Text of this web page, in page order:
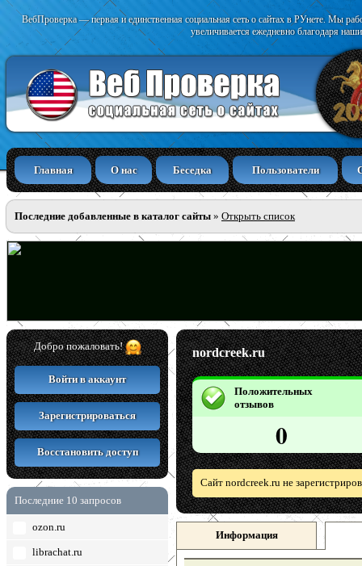
ВебПроверка — первая и единственная социальная сеть о сайтах в РУнете. Мы
увеличивается ежедневно благодаря
Главная О нас Беседка Пользователи
Последние добавленные в каталог сайты » Открыть список
Добро пожаловать!
Войти в аккаунт
Зарегистрироваться
Восстановить доступ
Последние 10 запросов
ozon.ru
librachat.ru
nordcreek.ru
Положительных
отзывов
0
Сайт nordcreek.ru не
Информация